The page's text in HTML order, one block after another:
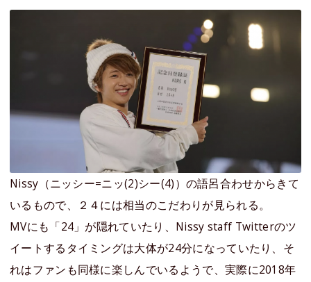
Nissy（ニッシー=ニッ(2)シー(4)）の語呂合わせからきて
いるもので、２４には相当のこだわりが見られる。
MVにも「24」が隠れていたり、Nissy staff Twitterのツ
イートするタイミングは大体が24分になっていたり、そ
れはファンも同様に楽しんでいるようで、実際に2018年